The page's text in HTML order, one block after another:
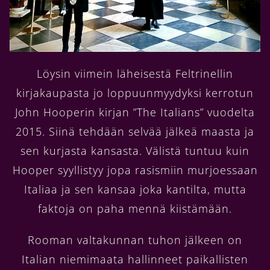
Löysin viimein läheisestä Feltrinellin
kirjakaupasta jo loppuunmyydyksi kerrotun
John Hooperin kirjan ”The Italians” vuodelta
2015. Siinä tehdään selvää jälkeä maasta ja
sen kurjasta kansasta. Välistä tuntuu kuin
Hooper syyllistyy jopa rasismiin murjoessaan
Italiaa ja sen kansaa joka kantilta, mutta
faktoja on paha mennä kiistämään.
Rooman valtakunnan tuhon jälkeen on
Italian niemimaata hallinneet paikallisten